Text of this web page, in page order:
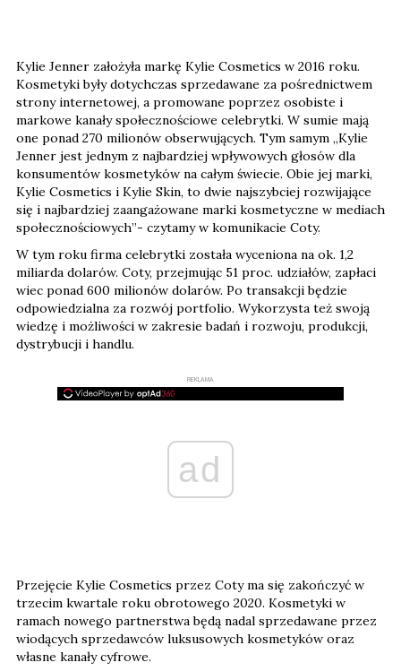
Kylie Jenner założyła markę Kylie Cosmetics w 2016 roku.
Kosmetyki były dotychczas sprzedawane za pośrednictwem
strony internetowej, a promowane poprzez osobiste i
markowe kanały społecznościowe celebrytki. W sumie mają
one ponad 270 milionów obserwujących. Tym samym „Kylie
Jenner jest jednym z najbardziej wpływowych głosów dla
konsumentów kosmetyków na całym świecie. Obie jej marki,
Kylie Cosmetics i Kylie Skin, to dwie najszybciej rozwijające
się i najbardziej zaangażowane marki kosmetyczne w mediach
społecznościowych”- czytamy w komunikacie Coty.
W tym roku firma celebrytki została wyceniona na ok. 1,2
miliarda dolarów. Coty, przejmując 51 proc. udziałów, zapłaci
wiec ponad 600 milionów dolarów. Po transakcji będzie
odpowiedzialna za rozwój portfolio. Wykorzysta też swoją
wiedzę i możliwości w zakresie badań i rozwoju, produkcji,
dystrybucji i handlu.
REKLAMA
ad
Przejęcie Kylie Cosmetics przez Coty ma się zakończyć w
trzecim kwartale roku obrotowego 2020. Kosmetyki w
ramach nowego partnerstwa będą nadal sprzedawane przez
wiodących sprzedawców luksusowych kosmetyków oraz
własne kanały cyfrowe.